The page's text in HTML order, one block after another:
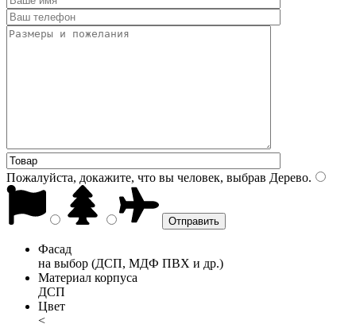
Пожалуйста, докажите, что вы человек, выбрав Дерево.
Фасад
на выбор (ДСП, МДФ ПВХ и др.)
Материал корпуса
ДСП
Цвет
<